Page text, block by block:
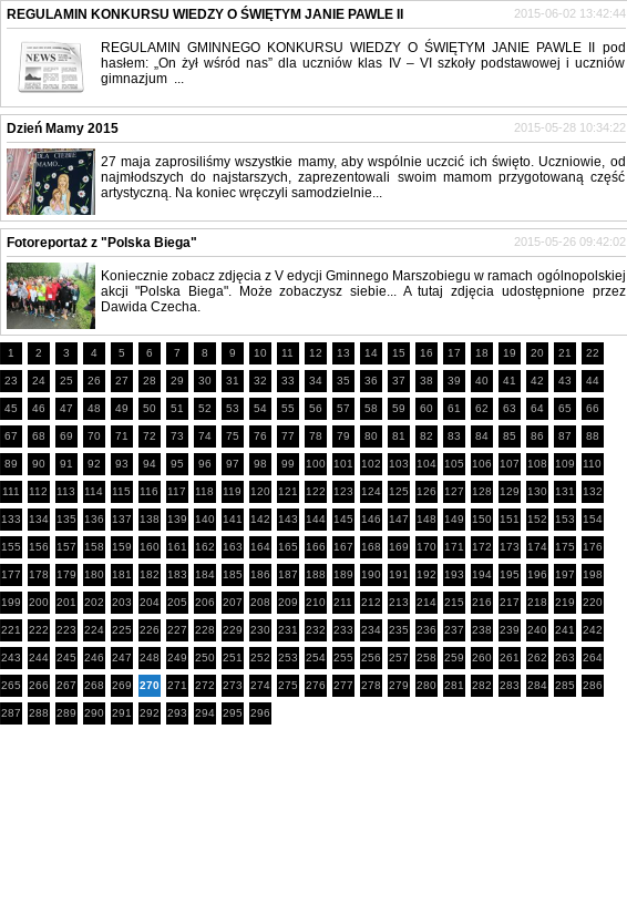
REGULAMIN KONKURSU WIEDZY O ŚWIĘTYM JANIE PAWLE II 2015-06-02 13:42:44
REGULAMIN GMINNEGO KONKURSU WIEDZY O ŚWIĘTYM JANIE PAWLE II pod
hasłem: „On żył wśród nas” dla uczniów klas IV – VI szkoły podstawowej i uczniów
gimnazjum ...
Dzień Mamy 2015 2015-05-28 10:34:22
27 maja zaprosiliśmy wszystkie mamy, aby wspólnie uczcić ich święto. Uczniowie, od
najmłodszych do najstarszych, zaprezentowali swoim mamom przygotowaną część
artystyczną. Na koniec wręczyli samodzielnie...
Fotoreportaż z "Polska Biega" 2015-05-26 09:42:02
Koniecznie zobacz zdjęcia z V edycji Gminnego Marszobiegu w ramach ogólnopolskiej
akcji "Polska Biega". Może zobaczysz siebie... A tutaj zdjęcia udostępnione przez
Dawida Czecha.
1 2 3 4 5 6 7 8 9 10 11 12 13 14 15 16 17 18 19 20 21 22
23 24 25 26 27 28 29 30 31 32 33 34 35 36 37 38 39 40 41 42 43 44
45 46 47 48 49 50 51 52 53 54 55 56 57 58 59 60 61 62 63 64 65 66
67 68 69 70 71 72 73 74 75 76 77 78 79 80 81 82 83 84 85 86 87 88
89 90 91 92 93 94 95 96 97 98 99 100 101 102 103 104 105 106 107 108 109 110
111 112 113 114 115 116 117 118 119 120 121 122 123 124 125 126 127 128 129 130 131 132
133 134 135 136 137 138 139 140 141 142 143 144 145 146 147 148 149 150 151 152 153 154
155 156 157 158 159 160 161 162 163 164 165 166 167 168 169 170 171 172 173 174 175 176
177 178 179 180 181 182 183 184 185 186 187 188 189 190 191 192 193 194 195 196 197 198
199 200 201 202 203 204 205 206 207 208 209 210 211 212 213 214 215 216 217 218 219 220
221 222 223 224 225 226 227 228 229 230 231 232 233 234 235 236 237 238 239 240 241 242
243 244 245 246 247 248 249 250 251 252 253 254 255 256 257 258 259 260 261 262 263 264
265 266 267 268 269 270 271 272 273 274 275 276 277 278 279 280 281 282 283 284 285 286
287 288 289 290 291 292 293 294 295 296